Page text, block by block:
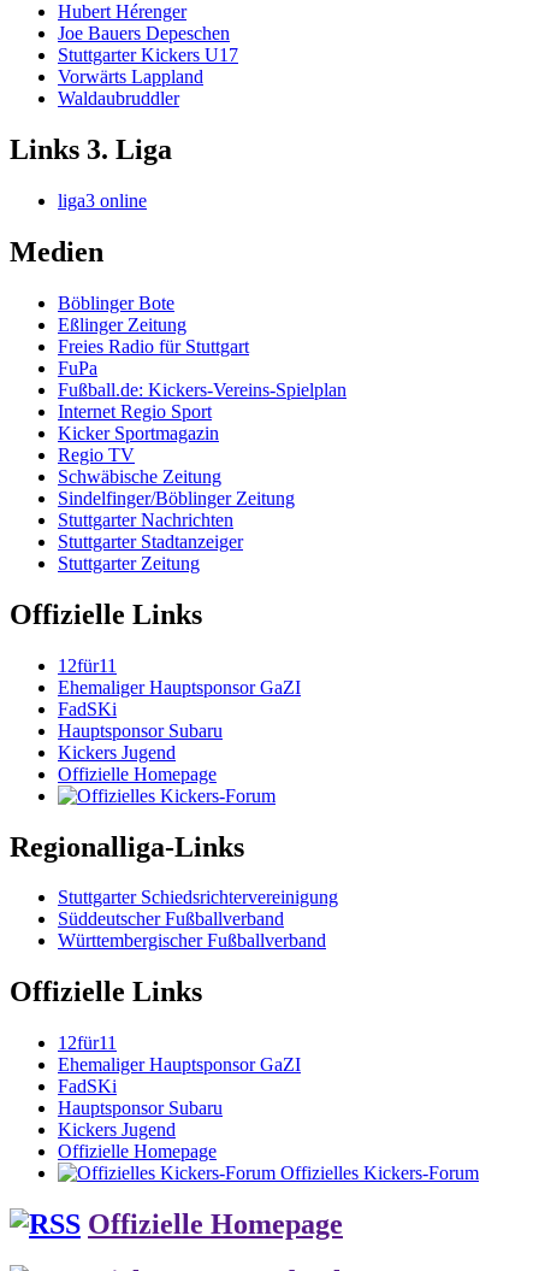
Hubert Hérenger
Joe Bauers Depeschen
Stuttgarter Kickers U17
Vorwärts Lappland
Waldaubruddler
Links 3. Liga
liga3 online
Medien
Böblinger Bote
Eßlinger Zeitung
Freies Radio für Stuttgart
FuPa
Fußball.de: Kickers-Vereins-Spielplan
Internet Regio Sport
Kicker Sportmagazin
Regio TV
Schwäbische Zeitung
Sindelfinger/Böblinger Zeitung
Stuttgarter Nachrichten
Stuttgarter Stadtanzeiger
Stuttgarter Zeitung
Offizielle Links
12für11
Ehemaliger Hauptsponsor GaZI
FadSKi
Hauptsponsor Subaru
Kickers Jugend
Offizielle Homepage
Regionalliga-Links
Stuttgarter Schiedsrichtervereinigung
Süddeutscher Fußballverband
Württembergischer Fußballverband
Offizielle Links
12für11
Ehemaliger Hauptsponsor GaZI
FadSKi
Hauptsponsor Subaru
Kickers Jugend
Offizielle Homepage
Offizielles Kickers-Forum
Offizielle Homepage